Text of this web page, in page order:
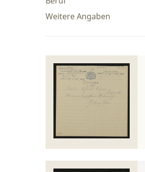
Weitere Angaben